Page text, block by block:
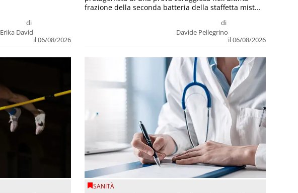
di
Erika David
il 06/08/2026
di
Davide Pellegrino
il 06/08/2026
frazione della seconda batteria della staffetta mist...
SANITÀ